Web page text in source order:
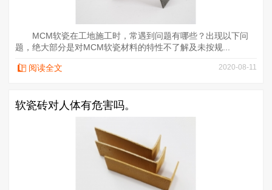
MCM软瓷在工地施工时，常遇到问题有哪些？出现以下问
题，绝大部分是对MCM软瓷材料的特性不了解及未按规...
阅读全文 2020-08-11
软瓷砖对人体有危害吗。